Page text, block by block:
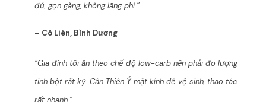
đủ, gọn gàng, không lãng phí.”
– Cô Liên, Bình Dương
“Gia đình tôi ăn theo chế độ low-carb nên phải đo lượng
tinh bột rất kỹ. Cân Thiên Ý mặt kính dễ vệ sinh, thao tác
rất nhanh.”